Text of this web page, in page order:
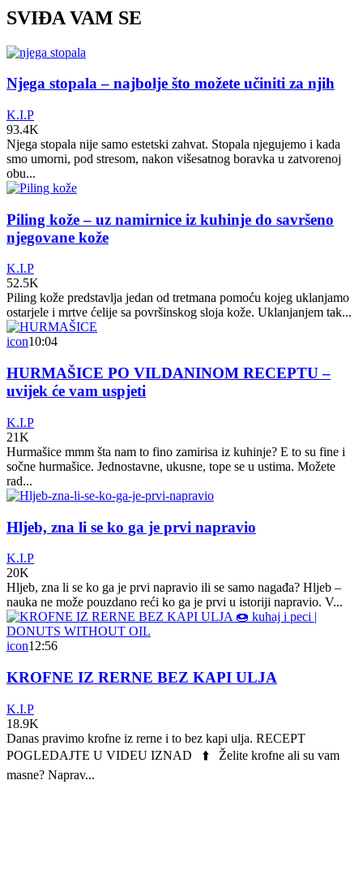
SVIĐA VAM SE
Njega stopala – najbolje što možete učiniti za njih
K.I.P
93.4K
Njega stopala nije samo estetski zahvat. Stopala njegujemo i kada
smo umorni, pod stresom, nakon višesatnog boravka u zatvorenoj
obu...
Piling kože – uz namirnice iz kuhinje do savršeno
njegovane kože
K.I.P
52.5K
Piling kože predstavlja jedan od tretmana pomoću kojeg uklanjamo
ostarjele i mrtve ćelije sa površinskog sloja kože. Uklanjanjem tak...
icon10:04
HURMAŠICE PO VILDANINOM RECEPTU –
uvijek će vam uspjeti
K.I.P
21K
Hurmašice mmm šta nam to fino zamirisa iz kuhinje? E to su fine i
sočne hurmašice. Jednostavne, ukusne, tope se u ustima. Možete
rad...
Hljeb, zna li se ko ga je prvi napravio
K.I.P
20K
Hljeb, zna li se ko ga je prvi napravio ili se samo nagađa? Hljeb –
nauka ne može pouzdano reći ko ga je prvi u istoriji napravio. V...
icon12:56
KROFNE IZ RERNE BEZ KAPI ULJA
K.I.P
18.9K
Danas pravimo krofne iz rerne i to bez kapi ulja. RECEPT
POGLEDAJTE U VIDEU IZNAD ⬆️ Želite krofne ali su vam
masne? Naprav...